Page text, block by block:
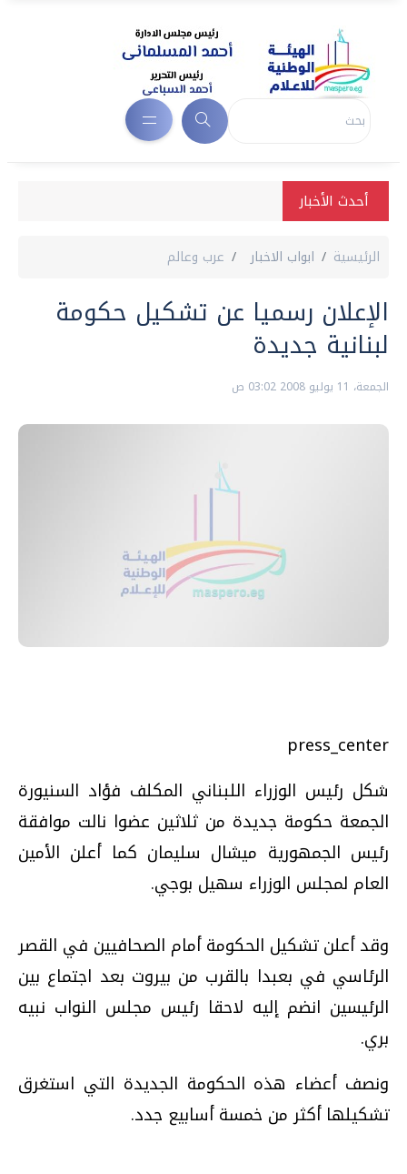
أحدث الأخبار
الرئيسية ابواب الاخبار عرب وعالم
الإعلان رسميا عن تشكيل حكومة
لبنانية جديدة
الجمعة، 11 يوليو 2008 03:02 ص
press_center
شكل رئيس الوزراء اللبناني المكلف فؤاد السنيورة
الجمعة حكومة جديدة من ثلاثين عضوا نالت موافقة
رئيس الجمهورية ميشال سليمان كما أعلن الأمين
العام لمجلس الوزراء سهيل بوجي.
وقد أعلن تشكيل الحكومة أمام الصحافيين في القصر
الرئاسي في بعبدا بالقرب من بيروت بعد اجتماع بين
الرئيسين انضم إليه لاحقا رئيس مجلس النواب نبيه
بري.
ونصف أعضاء هذه الحكومة الجديدة التي استغرق
تشكيلها أكثر من خمسة أسابيع جدد.